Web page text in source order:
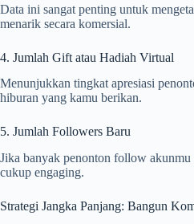
Data ini sangat penting untuk
menarik secara komersial.
4. Jumlah Gift atau Hadiah Virtual
Menunjukkan tingkat apresiasi
hiburan yang kamu berikan.
5. Jumlah Followers Baru
Jika banyak penonton follow
cukup engaging.
Strategi Jangka Panjang: Bangun